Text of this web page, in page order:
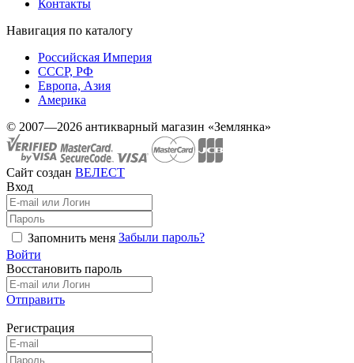
Контакты
Навигация по каталогу
Российская Империя
СССР, РФ
Европа, Азия
Америка
© 2007—2026 антикварный магазин «Землянка»
Сайт создан ВЕЛЕСТ
Вход
Запомнить меня Забыли пароль?
Войти
Восстановить пароль
Отправить
Регистрация